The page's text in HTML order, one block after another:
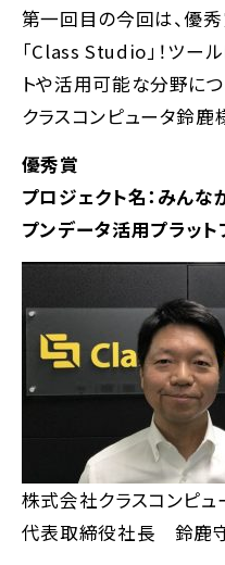
第一回目の今回は、優
「Class Studio」！ツー
トや活用可能な分野に
クラスコンピュータ鈴鹿
優秀賞
プロジェクト名：みん
プンデータ活用プラッ
株式会社クラスコンピュ
代表取締役社長 鈴鹿